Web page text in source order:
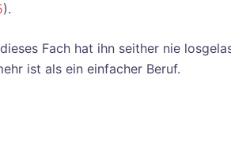
).
Fach hat ihn seither nie
ist als ein einfacher Beruf.